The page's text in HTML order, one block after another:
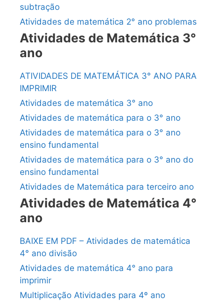
subtração
Atividades de matemática 2° ano problemas
Atividades de Matemática 3°
ano
ATIVIDADES DE MATEMÁTICA 3° ANO PARA
IMPRIMIR
Atividades de matemática 3° ano
Atividades de matemática para o 3° ano
Atividades de matemática para o 3° ano
ensino fundamental
Atividades de matemática para o 3° ano do
ensino fundamental
Atividades de Matemática para terceiro ano
Atividades de Matemática 4°
ano
BAIXE EM PDF – Atividades de matemática
4° ano divisão
Atividades de matemática 4° ano para
imprimir
Multiplicação Atividades para 4º ano